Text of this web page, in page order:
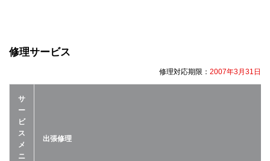
修理サービス
修理対応期限： 2007年3月31日
サ
ー
ビ
ス
メ
ニ
出張修理